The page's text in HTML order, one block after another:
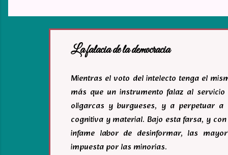
La falacia de la democracia
Mientras el voto del intelecto tenga el
más que un instrumento falaz al
oligarcas y burgueses, y a perpetuar
cognitiva y material. Bajo esta farsa, y
infame labor de desinformar, las
impuesta por las minorias.